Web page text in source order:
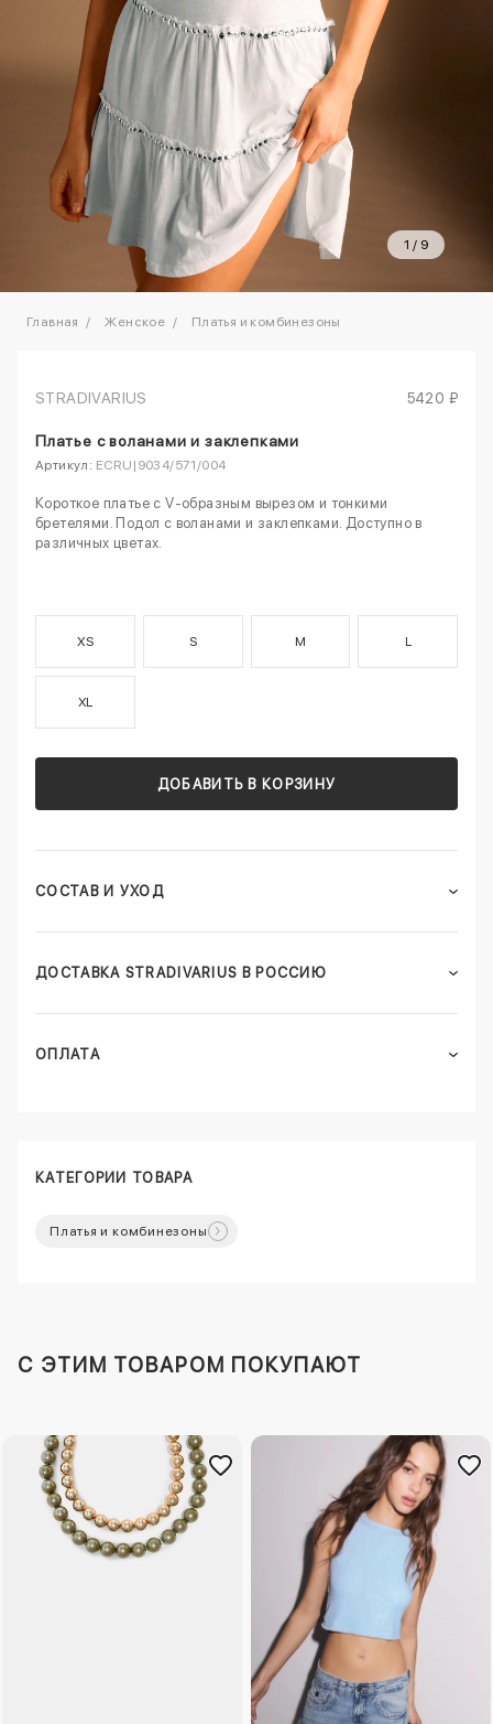
1 / 9
Главная Женское Платья и комбинезоны
STRADIVARIUS 5420 ₽
Платье с воланами и заклепками
Артикул: ECRU|9034/571/004
Короткое платье с V-образным вырезом и тонкими
бретелями. Подол с воланами и заклепками. Доступно в
различных цветах.
XS S M L
XL
ДОБАВИТЬ В КОРЗИНУ
СОСТАВ И УХОД
ДОСТАВКА STRADIVARIUS В РОССИЮ
ОПЛАТА
КАТЕГОРИИ ТОВАРА
Платья и комбинезоны
C ЭТИМ ТОВАРОМ ПОКУПАЮТ